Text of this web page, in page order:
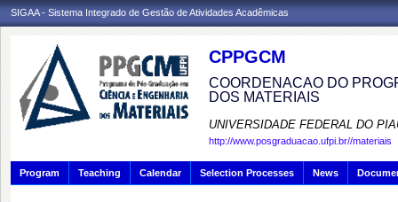
SIGAA - Sistema Integrado de Gestão de Atividades Acadêmicas
CPPGCM
COORDENACAO DO
DOS MATERIAIS
UNIVERSIDADE FEDERAL DO
http://www.posgraduacao.ufpi.br//materiais
Program Teaching Calendar Selection Processes News